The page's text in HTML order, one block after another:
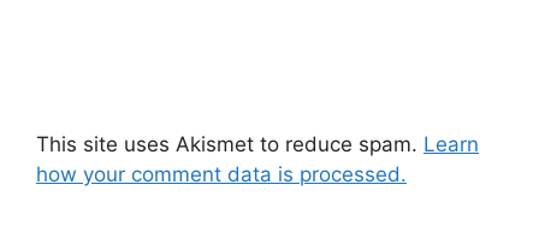
This site uses Akismet to reduce spam. Learn
how your comment data is processed.